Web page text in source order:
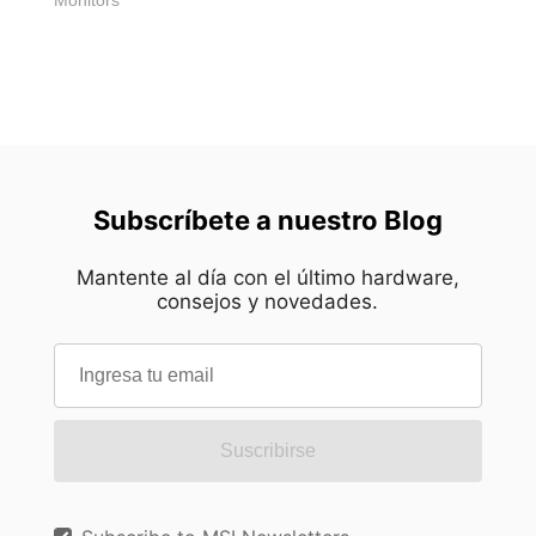
Subscríbete a nuestro Blog
Mantente al día con el último hardware,
consejos y novedades.
Suscribirse